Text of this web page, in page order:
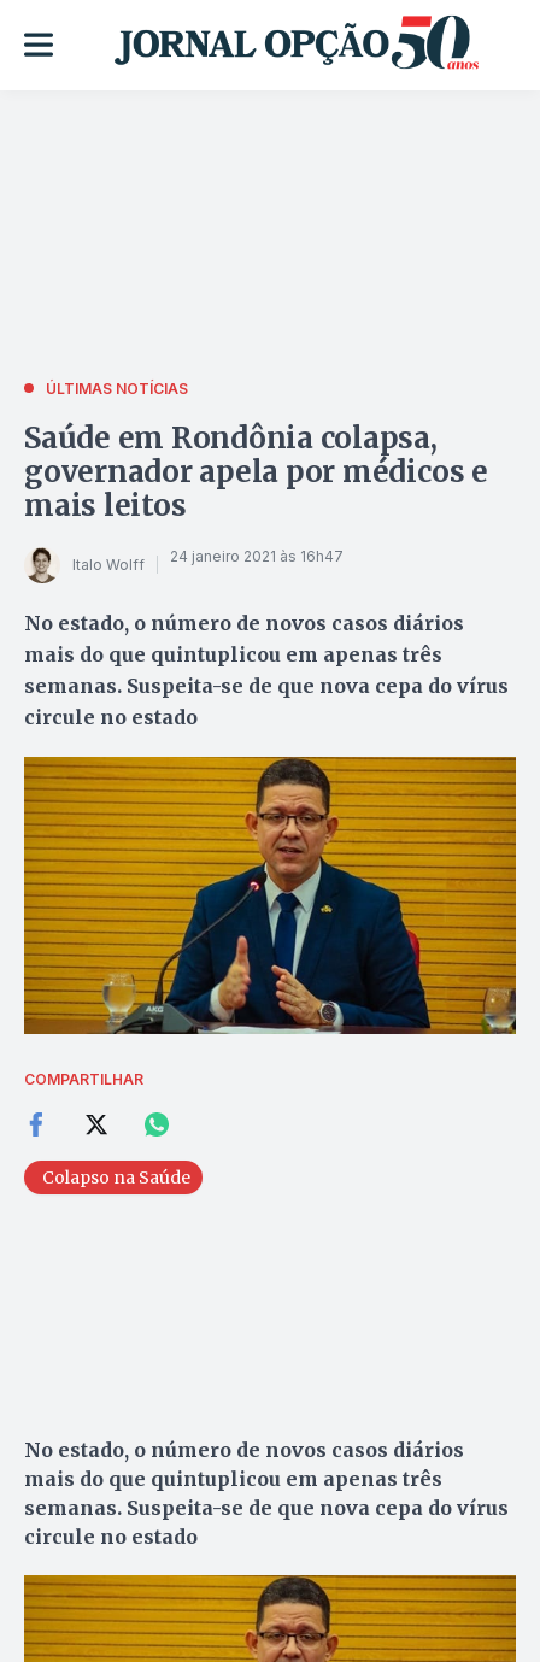
ÚLTIMAS NOTÍCIAS
Saúde em Rondônia colapsa,
governador apela por médicos e
mais leitos
Italo Wolff 24 janeiro 2021 às 16h47
No estado, o número de novos casos diários
mais do que quintuplicou em apenas três
semanas. Suspeita-se de que nova cepa do vírus
circule no estado
COMPARTILHAR
Colapso na Saúde
No estado, o número de novos casos diários
mais do que quintuplicou em apenas três
semanas. Suspeita-se de que nova cepa do vírus
circule no estado